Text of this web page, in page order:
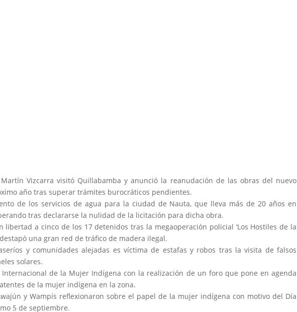
Martín Vizcarra visitó Quillabamba y anunció la reanudación de las obras del nuevo
año tras superar trámites burocráticos pendientes.
de los servicios de agua para la ciudad de Nauta, que lleva más de 20 años en
tras declararse la nulidad de la licitación para dicha obra.
libertad a cinco de los 17 detenidos tras la megaoperación policial ‘Los Hostiles de la
una gran red de tráfico de madera ilegal.
y comunidades alejadas es víctima de estafas y robos tras la visita de falsos
solares.
Internacional de la Mujer Indígena con la realización de un foro que pone en agenda
de la mujer indígena en la zona.
y Wampís reflexionaron sobre el papel de la mujer indígena con motivo del Día
5 de septiembre.